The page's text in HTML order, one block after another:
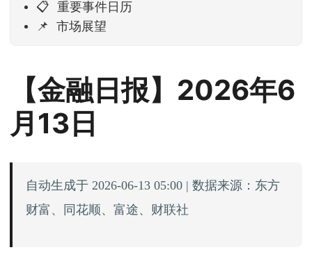
📋 重要事件日历
📌 市场展望
【金融日报】2026年6
月13日
自动生成于 2026-06-13 05:00 | 数据来源：东方
财富、同花顺、富途、财联社